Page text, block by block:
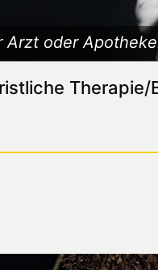
Arzt oder
Therapie/